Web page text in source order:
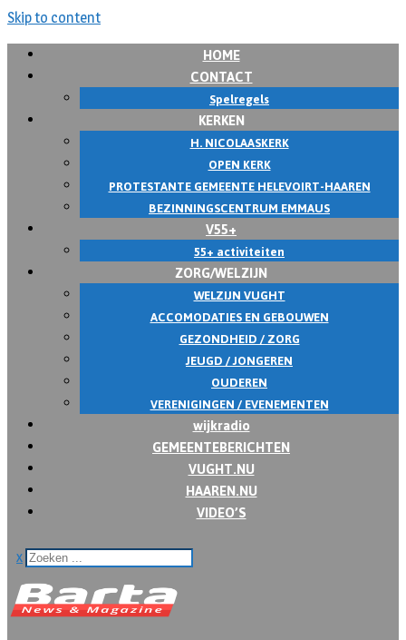
Skip to content
HOME
CONTACT
Spelregels
KERKEN
H. NICOLAASKERK
OPEN KERK
PROTESTANTE GEMEENTE HELEVOIRT-HAAREN
BEZINNINGSCENTRUM EMMAUS
V55+
55+ activiteiten
ZORG/WELZIJN
WELZIJN VUGHT
ACCOMODATIES EN GEBOUWEN
GEZONDHEID / ZORG
JEUGD / JONGEREN
OUDEREN
VERENIGINGEN / EVENEMENTEN
wijkradio
GEMEENTEBERICHTEN
VUGHT.NU
HAAREN.NU
VIDEO’S
x